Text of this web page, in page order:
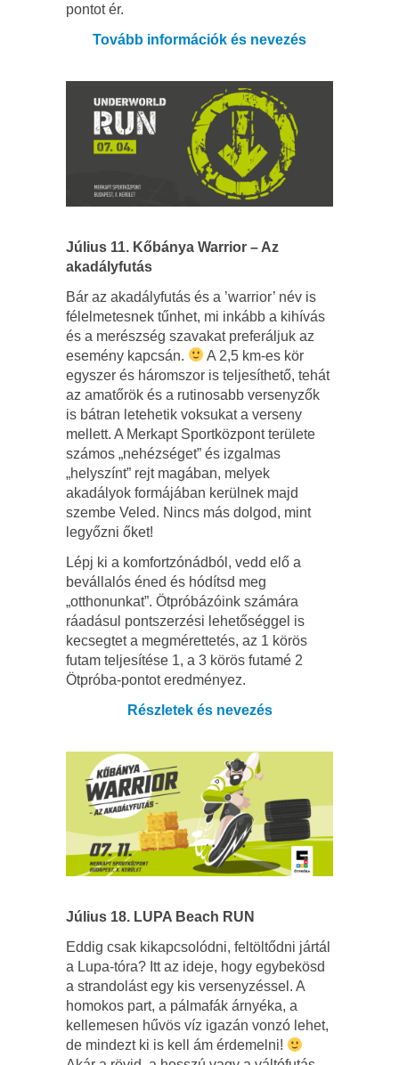
pontot ér.
Tovább információk és nevezés
Július 11. Kőbánya Warrior – Az
akadályfutás
Bár az akadályfutás és a ’warrior’ név is
félelmetesnek tűnhet, mi inkább a kihívás
és a merészség szavakat preferáljuk az
esemény kapcsán.
A 2,5 km-es kör
egyszer és háromszor is teljesíthető, tehát
az amatőrök és a rutinosabb versenyzők
is bátran letehetik voksukat a verseny
mellett. A Merkapt Sportközpont területe
számos „nehézséget” és izgalmas
„helyszínt” rejt magában, melyek
akadályok formájában kerülnek majd
szembe Veled. Nincs más dolgod, mint
legyőzni őket!
Lépj ki a komfortzónádból, vedd elő a
bevállalós éned és hódítsd meg
„otthonunkat”. Ötpróbázóink számára
ráadásul pontszerzési lehetőséggel is
kecsegtet a megmérettetés, az 1 körös
futam teljesítése 1, a 3 körös futamé 2
Ötpróba-pontot eredményez.
Részletek és nevezés
Július 18. LUPA Beach RUN
Eddig csak kikapcsolódni, feltöltődni jártál
a Lupa-tóra? Itt az ideje, hogy egybekösd
a strandolást egy kis versenyzéssel. A
homokos part, a pálmafák árnyéka, a
kellemesen hűvös víz igazán vonzó lehet,
de mindezt ki is kell ám érdemelni!